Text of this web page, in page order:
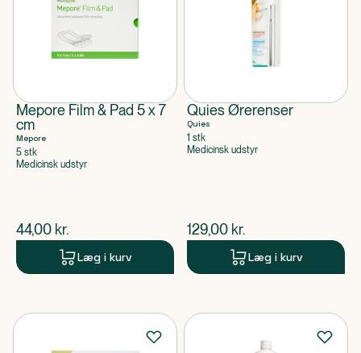
Mepore Film & Pad 5 x 7
cm
Mepore
5 stk
Medicinsk udstyr
$nuværende pris
44,00 kr.
Læg i kurv
Quies Ørerenser
Quies
1 stk
Medicinsk udstyr
$nuværende pris
129,00 kr.
Læg i kurv